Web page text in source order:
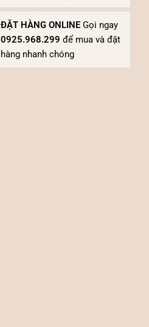
ĐẶT HÀNG ONLINE Gọi ngay
0925.968.299 để mua và đặt
hàng nhanh chóng